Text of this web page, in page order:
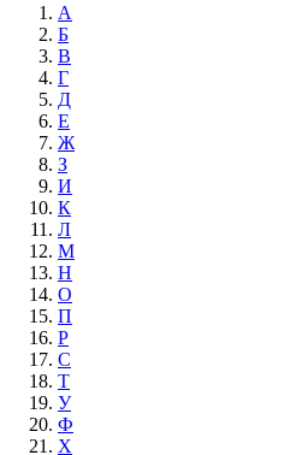
А
Б
В
Г
Д
Е
Ж
З
И
К
Л
М
Н
О
П
Р
С
Т
У
Ф
Х